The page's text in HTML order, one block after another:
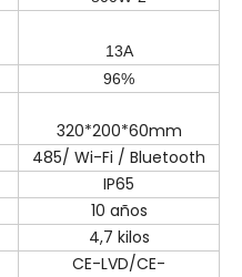
13A
96%
320*200*60mm
485/ Wi-Fi / Bluetooth
IP65
10 años
4,7 kilos
CE-LVD/CE-